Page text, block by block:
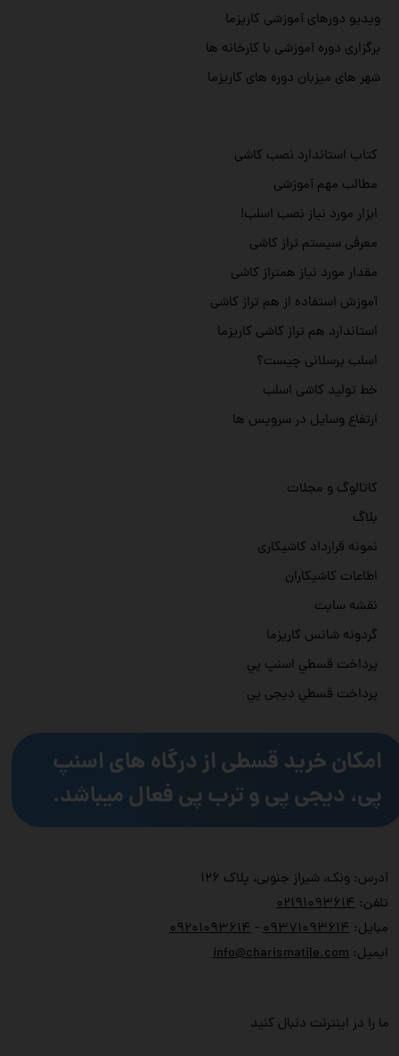
ما را در اینترنت دنبال کنید
آدرس: ونک، شیراز جنوبی، پلاک ۱۲۶
تلفن:
۰۲۱۹۱۰۹۳۶۱۴
مبایل:
۰۹۳۷۱۰۹۳۶۱۴ - ۰۹۲۰۱۰۹۳۶۱۴
ایمیل:info@charismatile.com
ویدیو دورهای آموزشی کاریزما
برگزاری دوره آموزشی با کارخانه ها
شهر های میزبان دوره های کاریزما
کاتالوگ و مجلات
بلاگ
نمونه قرارداد کاشیکاری
اطاعات کاشیکاران
نقشه سایت
گردونه شانس کاریزما
پرداخت قسطي اسنپ پي
پرداخت قسطي دیجی پي
کتاب استاندارد نصب کاشی
مطالب مهم آموزشی
ابزار مورد نیاز نصب اسلب!
معرفی سیستم تراز کاشی
مقدار مورد نیاز همتراز کاشی
آموزش استفاده از هم تراز کاشی
استاندارد هم تراز کاشی کاریزما
اسلب پرسلانی چیست؟
خط تولید کاشی اسلب
ارتفاع وسایل در سرویس ها
امکان خرید قسطی از درگاه های اسنپ
پی، دیجی پی و ترب پی فعال میباشد.